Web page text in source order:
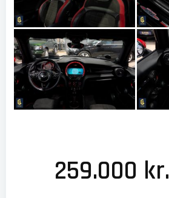
259.000 kr.